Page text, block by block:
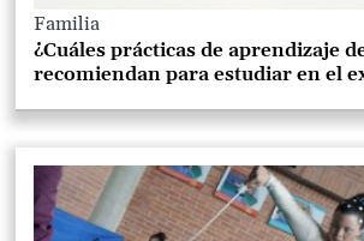
Familia
¿Cuáles prácticas de aprendizaje
recomiendan para estudiar en el